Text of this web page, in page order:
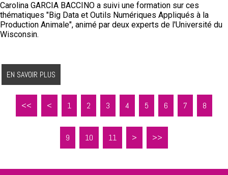
Carolina GARCIA BACCINO a suivi une formation sur ces
thématiques "Big Data et Outils Numériques Appliqués à la
Production Animale", animé par deux experts de l'Université du
Wisconsin.
EN SAVOIR PLUS
<< < 1 2 3 4 5 6 7 8
9 10 11 > >>